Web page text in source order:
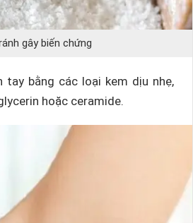
gây biến chứng
bằng các loại kem dịu nhẹ,
hoặc ceramide.